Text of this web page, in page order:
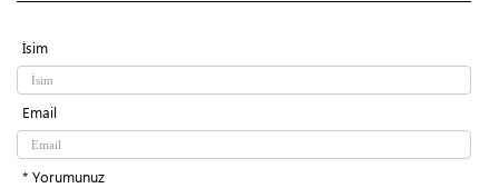
İsim
Email
* Yorumunuz